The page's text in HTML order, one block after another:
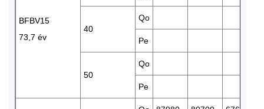
BFBV15
73,7 év
40
Qo
Pe
50
Qo
Pe